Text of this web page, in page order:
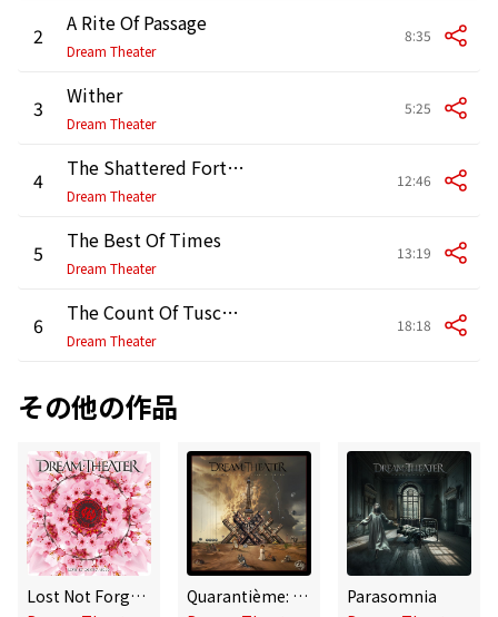
2 A Rite Of Passage
Dream Theater
8:35
3 Wither
Dream Theater
5:25
4 The Shattered Fortress
Dream Theater
12:46
5 The Best Of Times
Dream Theater
13:19
6 The Count Of Tuscany
Dream Theater
18:18
その他の作品
Lost Not Forgotten Archives: Live In Tokyo, 2010
Quarantième: Live à Paris
Parasomnia